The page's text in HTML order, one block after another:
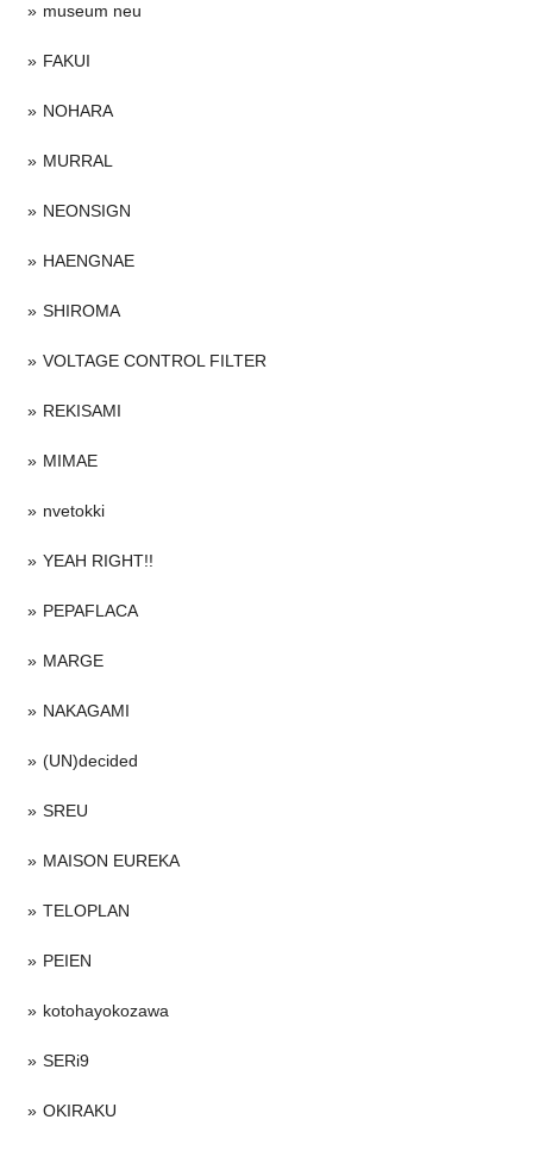
museum neu
FAKUI
NOHARA
MURRAL
NEONSIGN
HAENGNAE
SHIROMA
VOLTAGE CONTROL FILTER
REKISAMI
MIMAE
nvetokki
YEAH RIGHT!!
PEPAFLACA
MARGE
NAKAGAMI
(UN)decided
SREU
MAISON EUREKA
TELOPLAN
PEIEN
kotohayokozawa
SERi9
OKIRAKU